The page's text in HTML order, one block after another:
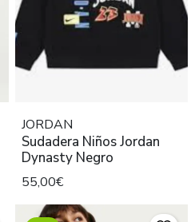
JORDAN
Sudadera Niños Jordan
Dynasty Negro
55,00€